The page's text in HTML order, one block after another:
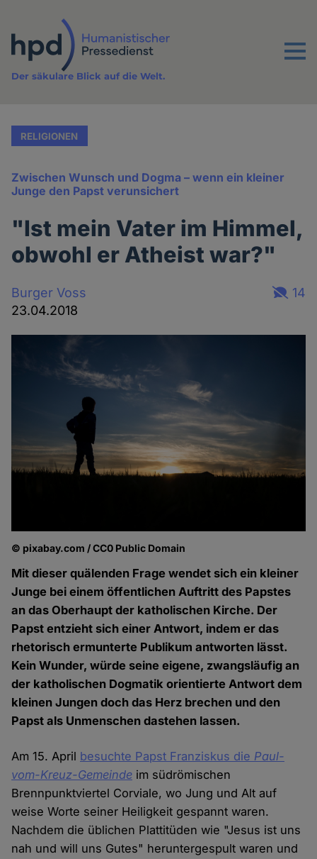
Inhalt
Menu
Der säkulare Blick auf die Welt.
RELIGIONEN
Zwischen Wunsch und Dogma – wenn ein kleiner
Junge den Papst verunsichert
"Ist mein Vater im Himmel,
obwohl er Atheist war?"
Burger Voss
23.04.2018
14
© pixabay.com / CC0 Public Domain
Mit dieser quälenden Frage wendet sich ein kleiner
Junge bei einem öffentlichen Auftritt des Papstes
an das Oberhaupt der katholischen Kirche. Der
Papst entzieht sich einer Antwort, indem er das
rhetorisch ermunterte Publikum antworten lässt.
Kein Wunder, würde seine eigene, zwangsläufig an
der katholischen Dogmatik orientierte Antwort dem
kleinen Jungen doch das Herz brechen und den
Papst als Unmenschen dastehen lassen.
Am 15. April besuchte Papst Franziskus die Paul-
vom-Kreuz-Gemeinde im südrömischen
Brennpunktviertel Corviale, wo Jung und Alt auf
weise Worte seiner Heiligkeit gespannt waren.
Nachdem die üblichen Plattitüden wie "Jesus ist uns
nah und will uns Gutes" heruntergespult waren und